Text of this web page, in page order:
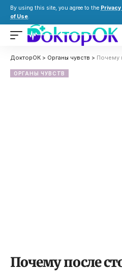
By using this site, you agree to the
of Use.
ДокторОК > Органы чувств > Почему после
ОРГАНЫ ЧУВСТВ
Почему после